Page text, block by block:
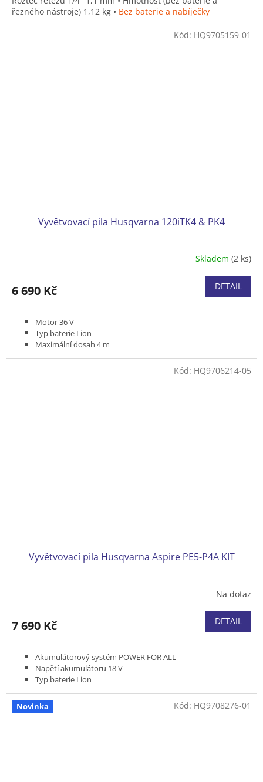
řezného nástroje) 1,12 kg • Bez baterie a nabíječky
Vyvětvovací pila Husqvarna 120iTK4 & PK4
Skladem (2 ks)
6 690 Kč DETAIL
Motor 36 V
Typ baterie Lion
Maximální dosah 4 m
Kód: HQ9705159-01
Vyvětvovací pila Husqvarna Aspire PE5-P4A KIT
Na dotaz
7 690 Kč DETAIL
Akumulátorový systém POWER FOR ALL
Napětí akumulátoru 18 V
Typ baterie Lion
Délka lišty 5"/13 cm
Rozteč řetězu 1/4" 1,1 mm
Kód: HQ9706214-05
Novinka Kód: HQ9708276-01